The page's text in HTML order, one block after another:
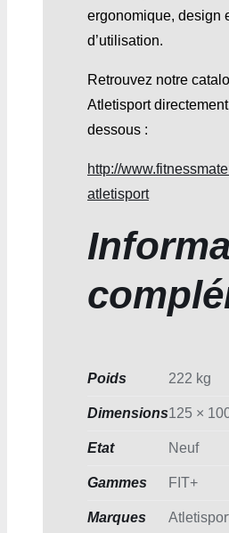
ergonomique, design
d’utilisation.
Retrouvez notre
Atletisport
dessous :
http://
atletisport
Poids 222 kg
Dimensions125 ×
Etat Neuf
Gammes FIT+
Marques